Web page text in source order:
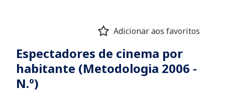
Adicionar aos favoritos
Espectadores de cinema por
habitante (Metodologia 2006 -
N.º)